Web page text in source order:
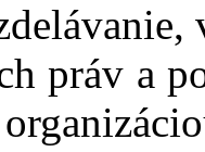
práv a